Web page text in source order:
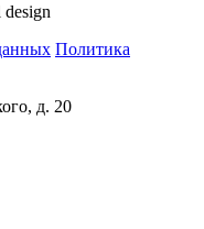
Политика
д. 20